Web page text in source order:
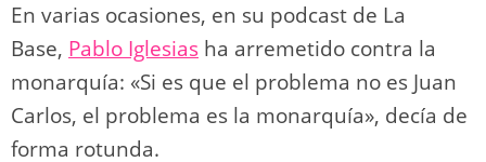
En varias ocasiones, en su podcast de La
Base, Pablo Iglesias ha arremetido contra la
monarquía: «Si es que el problema no es Juan
Carlos, el problema es la monarquía», decía de
forma rotunda.